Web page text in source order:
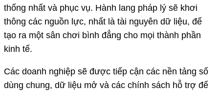
thống nhất và phục vụ. Hành lang pháp lý sẽ khơi
thông các nguồn lực, nhất là tài nguyên dữ liệu, để
tạo ra một sân chơi bình đẳng cho mọi thành phần
kinh tế.
Các doanh nghiệp sẽ được tiếp cận các nền tảng số
dùng chung, dữ liệu mở và các chính sách hỗ trợ để